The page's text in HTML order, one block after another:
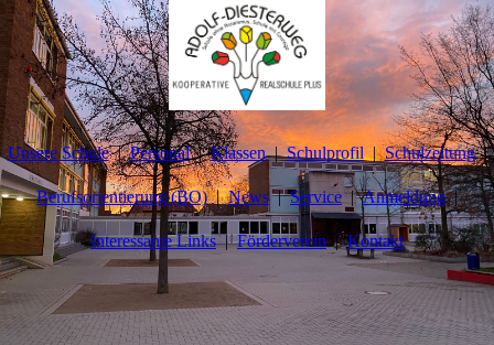
Unsere Schule Personal Klassen Schulprofil Schulzeitung
Berufsorientierung (BO) News Service Anmeldung
Interessante Links Förderverein Kontakt